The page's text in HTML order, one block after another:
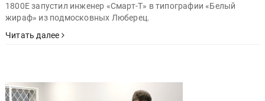
1800E запустил инженер «Смарт-Т» в типографии «Белый
жираф» из подмосковных Люберец.
Читать далее